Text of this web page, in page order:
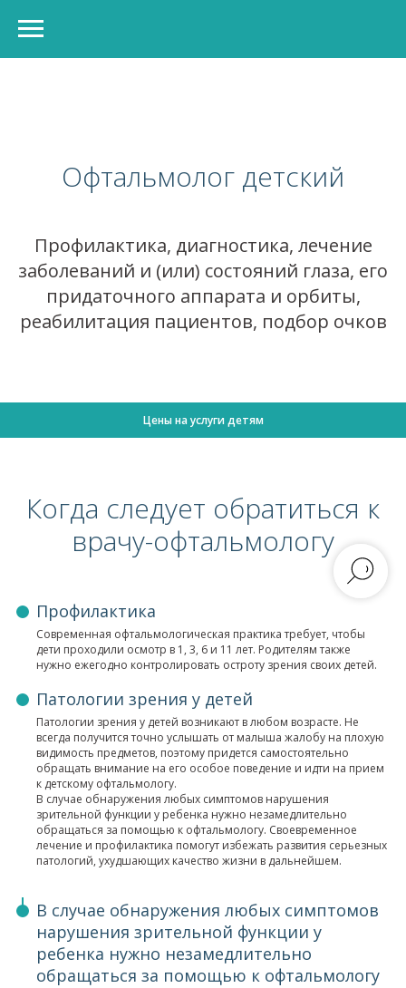
Офтальмолог детский
Профилактика, диагностика, лечение
заболеваний и (или) состояний глаза, его
придаточного аппарата и орбиты,
реабилитация пациентов, подбор очков
Цены на услуги детям
Когда следует обратиться к
врачу-офтальмологу
Профилактика
Современная офтальмологическая практика требует, чтобы
дети проходили осмотр в 1, 3, 6 и 11 лет. Родителям также
нужно ежегодно контролировать остроту зрения своих детей.
Патологии зрения у детей
Патологии зрения у детей возникают в любом возрасте. Не
всегда получится точно услышать от малыша жалобу на плохую
видимость предметов, поэтому придется самостоятельно
обращать внимание на его особое поведение и идти на прием
к детскому офтальмологу.
В случае обнаружения любых симптомов нарушения
зрительной функции у ребенка нужно незамедлительно
обращаться за помощью к офтальмологу. Своевременное
лечение и профилактика помогут избежать развития серьезных
патологий, ухудшающих качество жизни в дальнейшем.
В случае обнаружения любых симптомов
нарушения зрительной функции у
ребенка нужно незамедлительно
обращаться за помощью к офтальмологу